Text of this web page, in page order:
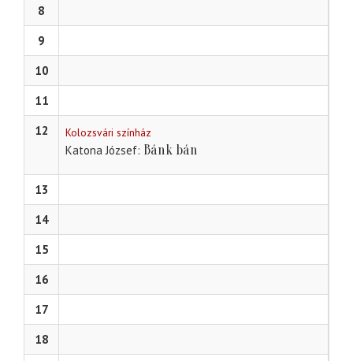
8
9
10
11
12
Kolozsvári színház
Katona József Bánk bán
13
14
15
16
17
18